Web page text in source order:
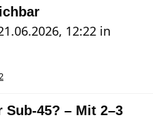
12:22 in
45? – Mit 2–3